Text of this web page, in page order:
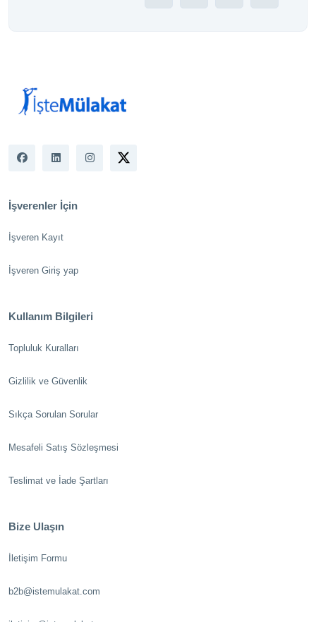
İşverenler İçin
İşveren Kayıt
İşveren Giriş yap
Kullanım Bilgileri
Topluluk Kuralları
Gizlilik ve Güvenlik
Sıkça Sorulan Sorular
Mesafeli Satış Sözleşmesi
Teslimat ve İade Şartları
Bize Ulaşın
İletişim Formu
b2b@istemulakat.com